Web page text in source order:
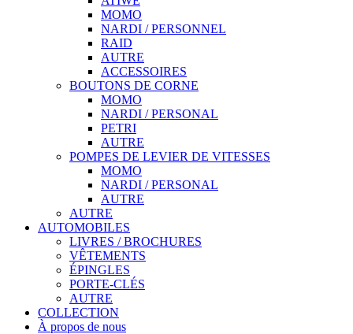
MOMO
NARDI / PERSONNEL
RAID
AUTRE
ACCESSOIRES
BOUTONS DE CORNE
MOMO
NARDI / PERSONAL
PETRI
AUTRE
POMPES DE LEVIER DE VITESSES
MOMO
NARDI / PERSONAL
AUTRE
AUTRE
AUTOMOBILES
LIVRES / BROCHURES
VÊTEMENTS
ÉPINGLES
PORTE-CLÉS
AUTRE
COLLECTION
À propos de nous